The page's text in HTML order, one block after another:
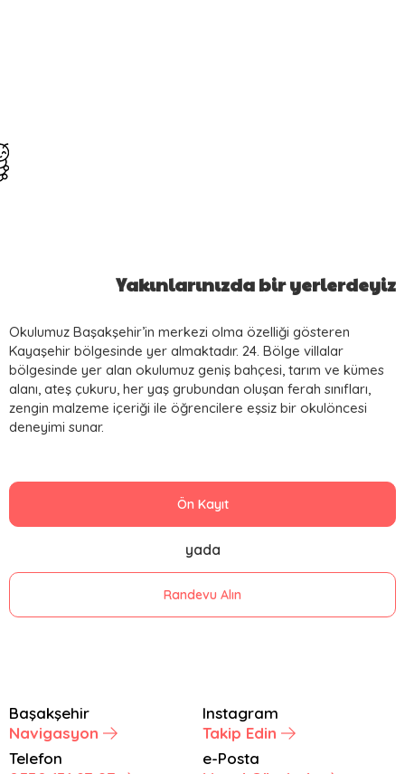
Yakınlarınızda bir yerlerdeyiz
Okulumuz Başakşehir’in merkezi olma özelliği gösteren
Kayaşehir bölgesinde yer almaktadır. 24. Bölge villalar
bölgesinde yer alan okulumuz geniş bahçesi, tarım ve kümes
alanı, ateş çukuru, her yaş grubundan oluşan ferah sınıfları,
zengin malzeme içeriği ile öğrencilere eşsiz bir okulöncesi
deneyimi sunar.
Ön Kayıt
yada
Randevu Alın
Başakşehir
Navigasyon
Instagram
Takip Edin
Telefon
e-Posta